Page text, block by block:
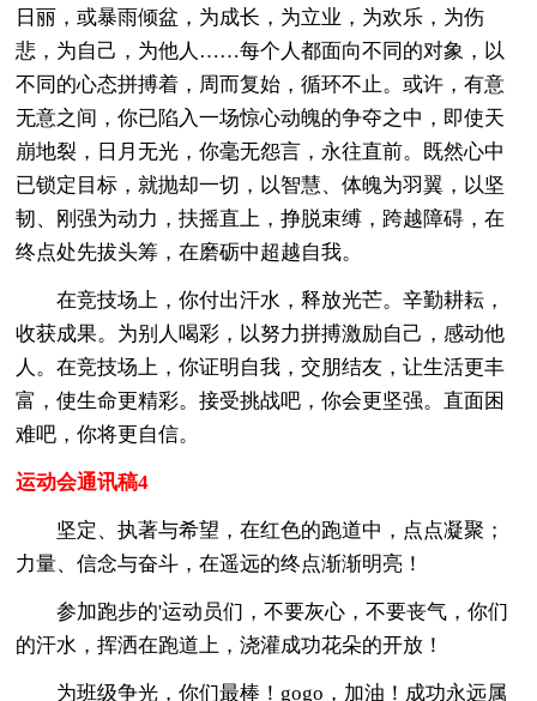
日丽，或暴雨倾盆，为成长，为立业，为欢乐，为伤
悲，为自己，为他人……每个人都面向不同的对象，以
不同的心态拼搏着，周而复始，循环不止。或许，有意
无意之间，你已陷入一场惊心动魄的争夺之中，即使天
崩地裂，日月无光，你毫无怨言，永往直前。既然心中
已锁定目标，就抛却一切，以智慧、体魄为羽翼，以坚
韧、刚强为动力，扶摇直上，挣脱束缚，跨越障碍，在
终点处先拔头筹，在磨砺中超越自我。
在竞技场上，你付出汗水，释放光芒。辛勤耕耘，
收获成果。为别人喝彩，以努力拼搏激励自己，感动他
人。在竞技场上，你证明自我，交朋结友，让生活更丰
富，使生命更精彩。接受挑战吧，你会更坚强。直面困
难吧，你将更自信。
运动会通讯稿4
坚定、执著与希望，在红色的跑道中，点点凝聚；
力量、信念与奋斗，在遥远的终点渐渐明亮！
参加跑步的'运动员们，不要灰心，不要丧气，你们
的汗水，挥洒在跑道上，浇灌成功花朵的开放！
为班级争光，你们最棒！gogo，加油！成功永远属